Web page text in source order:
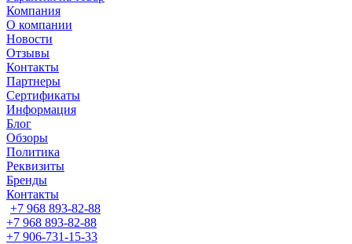
Компания
О компании
Новости
Отзывы
Контакты
Партнеры
Сертификаты
Информация
Блог
Обзоры
Политика
Реквизиты
Бренды
Контакты
+7 968 893-82-88
+7 968 893-82-88
+7 906-731-15-33